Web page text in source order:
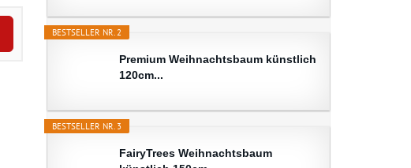
BESTSELLER NR. 2
Premium Weihnachtsbaum künstlich
120cm...
BESTSELLER NR. 3
FairyTrees Weihnachtsbaum